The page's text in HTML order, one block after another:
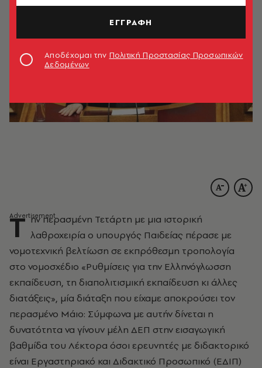
Τ ην περασμένη Τετάρτη με μια ιστορική
λαθροχειρία ο υπουργός Παιδείας πέρασε με
νομοτεχνική βελτίωση σε εκπρόθεσμη τροπολογία
στο νομοσχέδιο «Ρυθμίσεις για την Ελληνόγλωσση
εκπαίδευση, τη διαπολιτισμική εκπαίδευση κι άλλες
διατάξεις», μία διάταξη που είχαμε αποκρούσει τον
περασμένο Μάιο: Σύμφωνα με αυτήν δίνεται η
δυνατότητα να γίνουν μέλη ΔΕΠ στην εισαγωγική
βαθμίδα του Λέκτορα όσοι ερευνητές με διδακτορικό
είναι Εργαστηριακό και Διδακτικό Προσωπικό (ΕΔΙΠ)
ΕΓΓΡΑΦΗ
Αποδέχομαι την Πολιτική Προστασίας Προσωπικών
Δεδομένων